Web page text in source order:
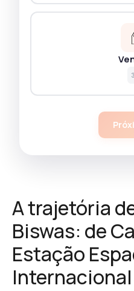
A trajetória
Biswas: de
Estação
Internacional